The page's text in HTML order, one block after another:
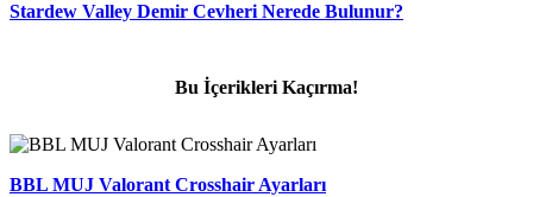
Stardew Valley Demir Cevheri Nerede Bulunur?
Bu İçerikleri Kaçırma!
BBL MUJ Valorant Crosshair Ayarları